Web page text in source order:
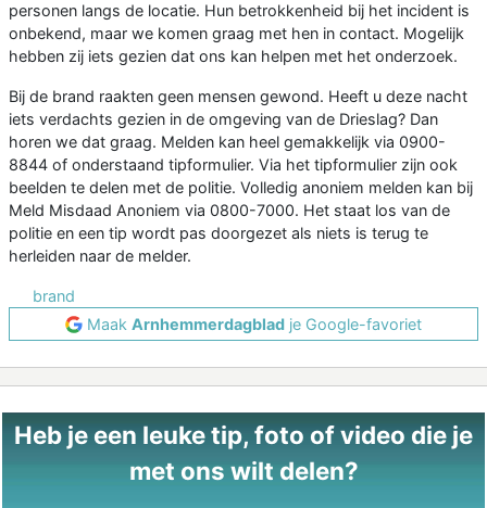
personen langs de locatie. Hun betrokkenheid bij het incident is
onbekend, maar we komen graag met hen in contact. Mogelijk
hebben zij iets gezien dat ons kan helpen met het onderzoek.
Bij de brand raakten geen mensen gewond. Heeft u deze nacht
iets verdachts gezien in de omgeving van de Drieslag? Dan
horen we dat graag. Melden kan heel gemakkelijk via 0900-
8844 of onderstaand tipformulier. Via het tipformulier zijn ook
beelden te delen met de politie. Volledig anoniem melden kan bij
Meld Misdaad Anoniem via 0800-7000. Het staat los van de
politie en een tip wordt pas doorgezet als niets is terug te
herleiden naar de melder.
brand
Maak Arnhemmerdagblad je Google-favoriet
Heb je een leuke tip, foto of video die je
met ons wilt delen?